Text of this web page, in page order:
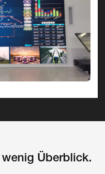
Überblick.